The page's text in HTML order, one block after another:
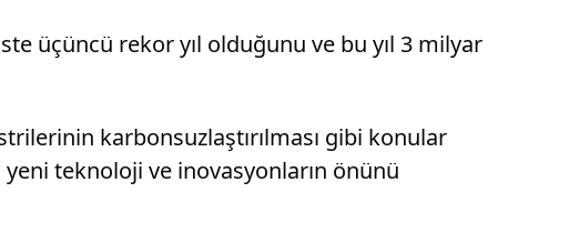
üçüncü rekor yıl olduğunu ve bu yıl 3 milyar
karbonsuzlaştırılması gibi konular
teknoloji ve inovasyonların önünü